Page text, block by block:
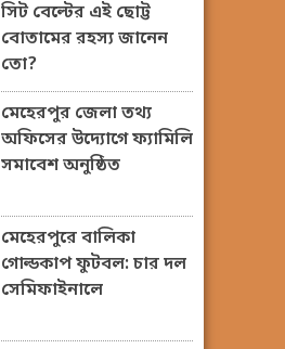
সিট বেল্টের এই ছোট্ট
বোতামের রহস্য জানেন
তো?
মেহেরপুর জেলা তথ্য
অফিসের উদ্যোগে ফ্যামিলি
সমাবেশ অনুষ্ঠিত
মেহেরপুরে বালিকা
গোল্ডকাপ ফুটবল: চার দল
সেমিফাইনালে